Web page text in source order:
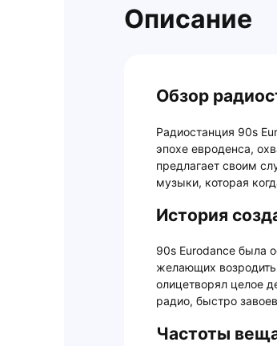
Описание
Обзор
Радиостанция 90s
эпохе евроденса,
предлагает своим
музыки, которая
История
90s Eurodance была
желающих
олицетворял целое
радио, быстро
Частоты